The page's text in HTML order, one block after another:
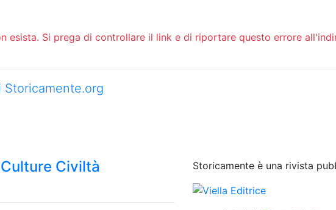
esista. Si prega di controllare il link e di riportare questo errore
Storicamente.org
Civiltà
Storicamente è una rivista